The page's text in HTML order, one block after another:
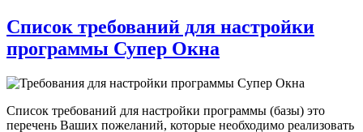
Список требований для настройки
программы Супер Окна
Список требований для настройки программы (базы) это
перечень Ваших пожеланий, которые необходимо реализовать